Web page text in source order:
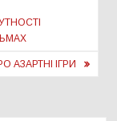
АЗАРТНІ ІГРИ